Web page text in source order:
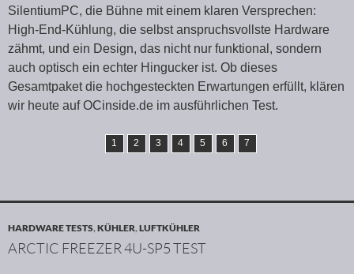
SilentiumPC, die Bühne mit einem klaren Versprechen:
High-End-Kühlung, die selbst anspruchsvollste Hardware
zähmt, und ein Design, das nicht nur funktional, sondern
auch optisch ein echter Hingucker ist. Ob dieses
Gesamtpaket die hochgesteckten Erwartungen erfüllt, klären
wir heute auf OCinside.de im ausführlichen Test.
1 2 3 4 5 6 7
HARDWARE TESTS,KÜHLER,LUFTKÜHLER
ARCTIC FREEZER 4U-SP5 TEST